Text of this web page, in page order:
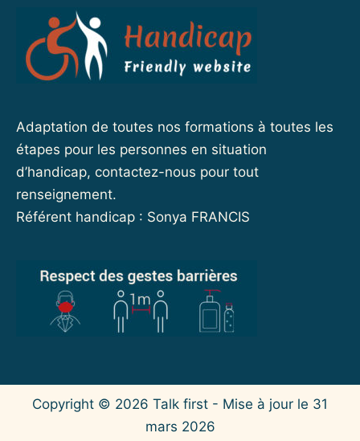
Adaptation de toutes nos formations à toutes les
étapes pour les personnes en situation
d’handicap, contactez-nous pour tout
renseignement.
Référent handicap : Sonya FRANCIS
Copyright © 2026 Talk first - Mise à jour le 31
mars 2026